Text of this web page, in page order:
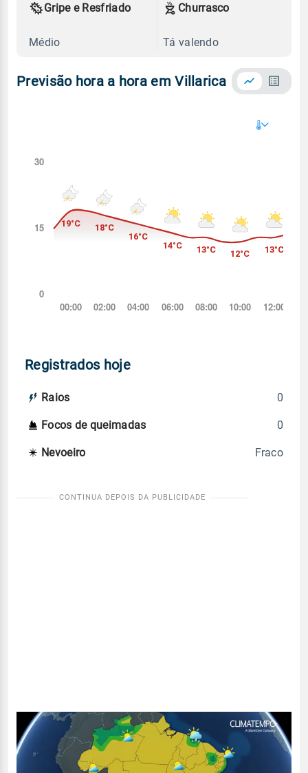
Gripe e Resfriado
Médio
Churrasco
Tá valendo
Previsão hora a hora em Villarica
Registrados hoje
Raios 0
Focos de queimadas 0
Nevoeiro Fraco